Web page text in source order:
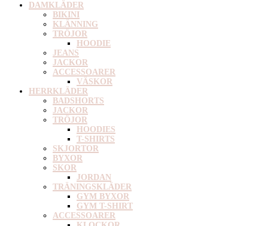
DAMKLÄDER
BIKINI
KLÄNNING
TRÖJOR
HOODIE
JEANS
JACKOR
ACCESSOARER
VÄSKOR
HERRKLÄDER
BADSHORTS
JACKOR
TRÖJOR
HOODIES
T-SHIRTS
SKJORTOR
BYXOR
SKOR
JORDAN
TRÄNINGSKLÄDER
GYM BYXOR
GYM T-SHIRT
ACCESSOARER